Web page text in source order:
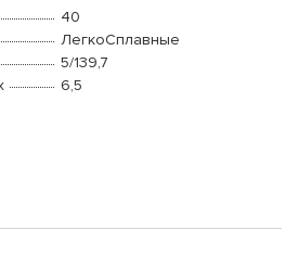
40
ЛегкоСплавные
5/139,7
6,5